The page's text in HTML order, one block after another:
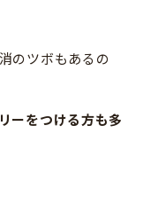
のツボもあるの
ーをつける方も多